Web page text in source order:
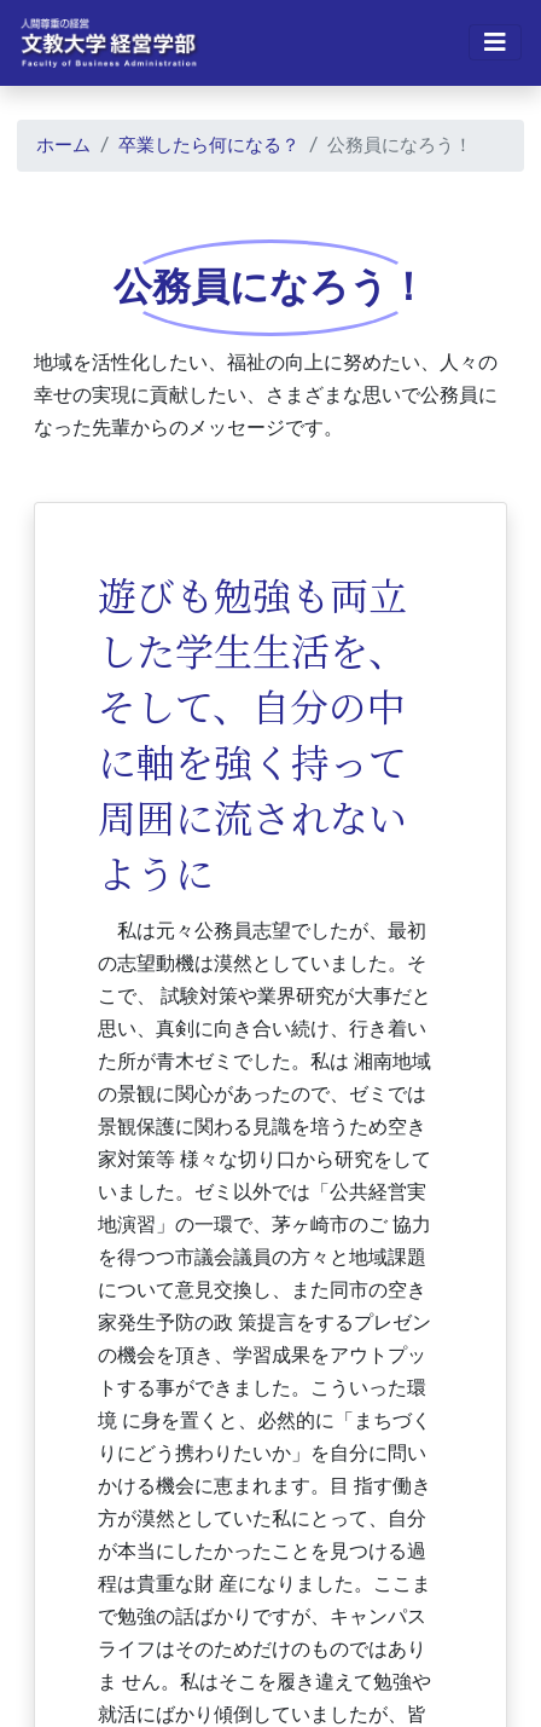
ホーム 卒業したら何になる？ 公務員になろう！
公務員になろう！
地域を活性化したい、福祉の向上に努めたい、人々の
幸せの実現に貢献したい、さまざまな思いで公務員に
なった先輩からのメッセージです。
遊びも勉強も両立
した学生生活を、
そして、自分の中
に軸を強く持って
周囲に流されない
ように
私は元々公務員志望でしたが、最初
の志望動機は漠然としていました。そ
こで、 試験対策や業界研究が大事だと
思い、真剣に向き合い続け、行き着い
た所が青木ゼミでした。私は 湘南地域
の景観に関心があったので、ゼミでは
景観保護に関わる見識を培うため空き
家対策等 様々な切り口から研究をして
いました。ゼミ以外では「公共経営実
地演習」の一環で、茅ヶ崎市のご 協力
を得つつ市議会議員の方々と地域課題
について意見交換し、また同市の空き
家発生予防の政 策提言をするプレゼン
の機会を頂き、学習成果をアウトプッ
トする事ができました。こういった環
境 に身を置くと、必然的に「まちづく
りにどう携わりたいか」を自分に問い
かける機会に恵まれます。目 指す働き
方が漠然としていた私にとって、自分
が本当にしたかったことを見つける過
程は貴重な財 産になりました。ここま
で勉強の話ばかりですが、キャンパス
ライフはそのためだけのものではあり
ま せん。私はそこを履き違えて勉強や
就活にばかり傾倒していましたが、皆